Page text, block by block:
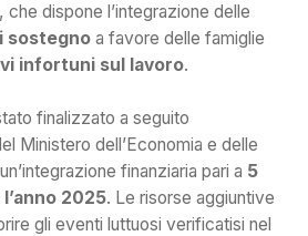
dispone l’integrazione delle
sostegno a favore delle famiglie
infortuni sul lavoro.
finalizzato a seguito
Ministero dell’Economia e delle
finanziaria pari a 5
2025. Le risorse aggiuntive
gli eventi luttuosi verificatisi nel